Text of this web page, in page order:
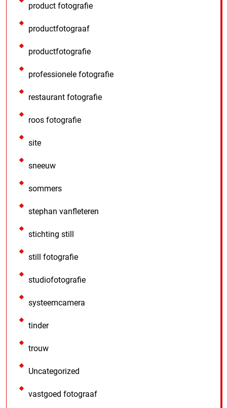
product fotografie
productfotograaf
productfotografie
professionele fotografie
restaurant fotografie
roos fotografie
site
sneeuw
sommers
stephan vanfleteren
stichting still
still fotografie
studiofotografie
systeemcamera
tinder
trouw
Uncategorized
vastgoed fotograaf